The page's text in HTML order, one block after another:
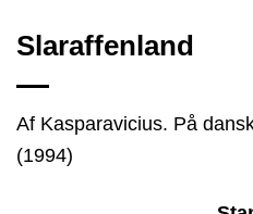
Slaraffenland
Af Kasparavicius. På
(1994)